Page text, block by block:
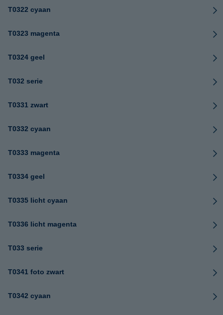
T0322 cyaan
T0323 magenta
T0324 geel
T032 serie
T0331 zwart
T0332 cyaan
T0333 magenta
T0334 geel
T0335 licht cyaan
T0336 licht magenta
T033 serie
T0341 foto zwart
T0342 cyaan